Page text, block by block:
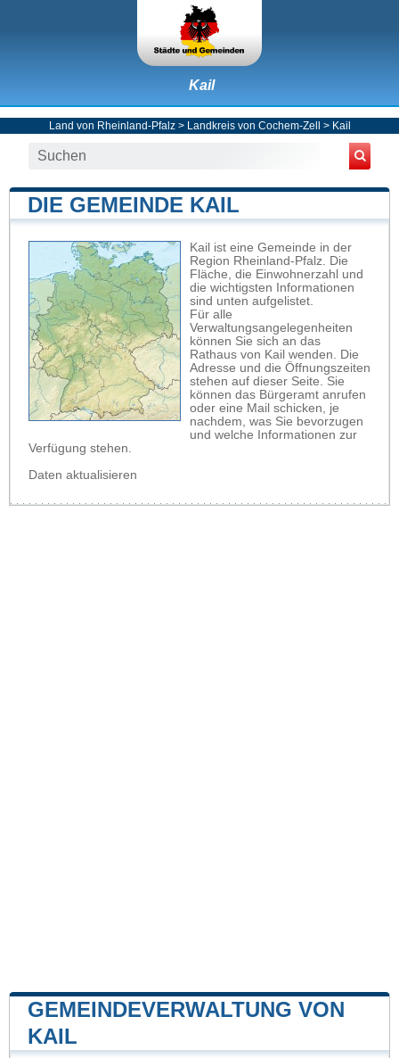
Kail
Land von Rheinland-Pfalz> Landkreis von Cochem-Zell > Kail
DIE GEMEINDE KAIL
Kail ist eine Gemeinde in der
Region Rheinland-Pfalz. Die
Fläche, die Einwohnerzahl und
die wichtigsten Informationen
sind unten aufgelistet.
Für alle
Verwaltungsangelegenheiten
können Sie sich an das
Rathaus von Kail wenden. Die
Adresse und die Öffnungszeiten
stehen auf dieser Seite. Sie
können das Bürgeramt anrufen
oder eine Mail schicken, je
nachdem, was Sie bevorzugen
und welche Informationen zur
Verfügung stehen.
Daten aktualisieren
GEMEINDEVERWALTUNG VON
KAIL